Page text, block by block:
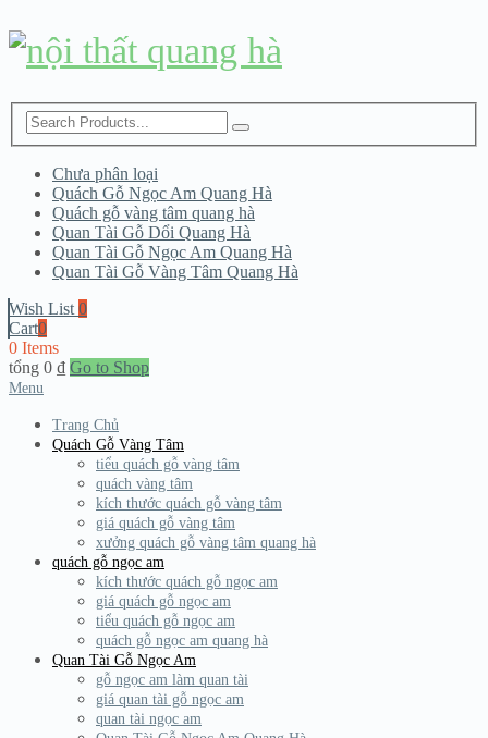
Chưa phân loại
Quách Gỗ Ngọc Am Quang Hà
Quách gỗ vàng tâm quang hà
Quan Tài Gỗ Dổi Quang Hà
Quan Tài Gỗ Ngọc Am Quang Hà
Quan Tài Gỗ Vàng Tâm Quang Hà
Wish List 0
Cart0
0 Items
tổng 0 ₫ Go to Shop
Menu
Trang Chủ
Quách Gỗ Vàng Tâm
tiểu quách gỗ vàng tâm
quách vàng tâm
kích thước quách gỗ vàng tâm
giá quách gỗ vàng tâm
xưởng quách gỗ vàng tâm quang hà
quách gỗ ngọc am
kích thước quách gỗ ngọc am
giá quách gỗ ngọc am
tiểu quách gỗ ngọc am
quách gỗ ngọc am quang hà
Quan Tài Gỗ Ngọc Am
gỗ ngọc am làm quan tài
giá quan tài gỗ ngọc am
quan tài ngọc am